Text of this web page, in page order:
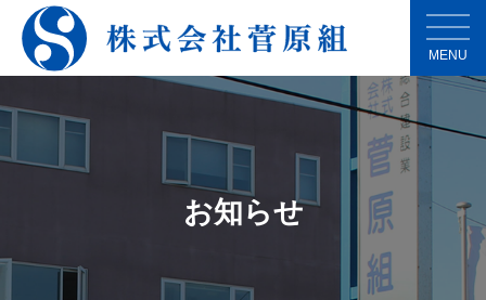
MENU
お知らせ